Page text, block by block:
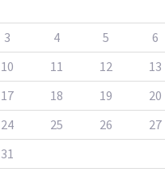
3 4 5 6
10 11 12 13
17 18 19 20
24 25 26 27
31